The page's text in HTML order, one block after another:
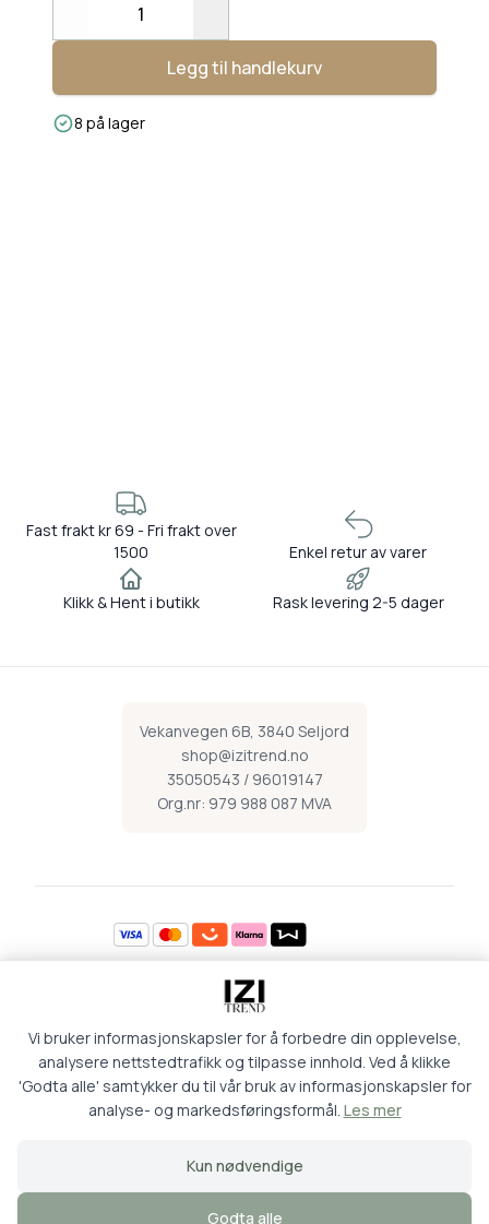
Decrease
Legg til handlekurv
8 på lager
Fast frakt kr 69 - Fri frakt over
1500
Enkel retur av varer
Klikk & Hent i butikk Rask levering 2-5 dager
Vekanvegen 6B, 3840 Seljord
shop@izitrend.no
35050543 / 96019147
Org.nr: 979 988 087 MVA
Mandag 09:00-16:30
Onsdag 09:00-16:30
Torsdag 09:00-18:00
Fredag 09:00-16:30
Lørdag 09:00-15:00
Retur og kjøpsbetingelser
Logg inn
Vi bruker informasjonskapsler for å forbedre din opplevelse,
analysere nettstedtrafikk og tilpasse innhold. Ved å klikke
'Godta alle' samtykker du til vår bruk av informasjonskapsler for
analyse- og markedsføringsformål. Les mer
Kun nødvendige
Godta alle